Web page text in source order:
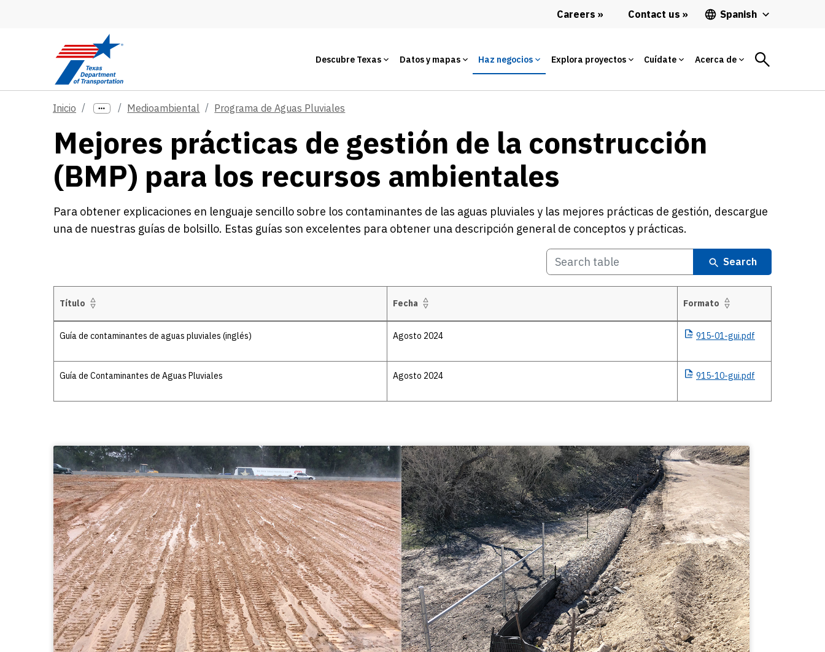
Careers Contact us Spanish
Descubre Texas Datos y mapas Haz negocios Explora proyectos Cuídate Acerca de
Inicio Medioambiental Programa de Aguas Pluviales
Mejores prácticas de gestión de la construcción
(BMP) para los recursos ambientales
Para obtener explicaciones en lenguaje sencillo sobre los contaminantes de las aguas pluviales y las mejores prácticas de gestión, descargue
una de nuestras guías de bolsillo. Estas guías son excelentes para obtener una descripción general de conceptos y prácticas.
Search
Details
Título Fecha Formato
Guía de contaminantes de aguas pluviales (inglés) Agosto 2024 915-01-gui.pdf
Guía de Contaminantes de Aguas Pluviales Agosto 2024 915-10-gui.pdf